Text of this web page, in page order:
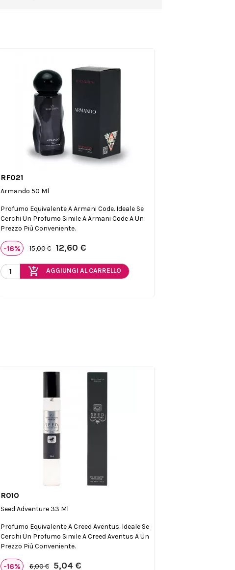
RF021
Armando 50 Ml
Profumo Equivalente A Armani Code. Ideale Se
Cerchi Un Profumo Simile A Armani Code A Un
Prezzo Più Conveniente.
-16% 15,00 € 12,60 €
add_shopping_cart AGGIUNGI AL CARRELLO
R010
Seed Adventure 33 Ml
Profumo Equivalente A Creed Aventus. Ideale Se
Cerchi Un Profumo Simile A Creed Aventus A Un
Prezzo Più Conveniente.
-16% 6,00 € 5,04 €